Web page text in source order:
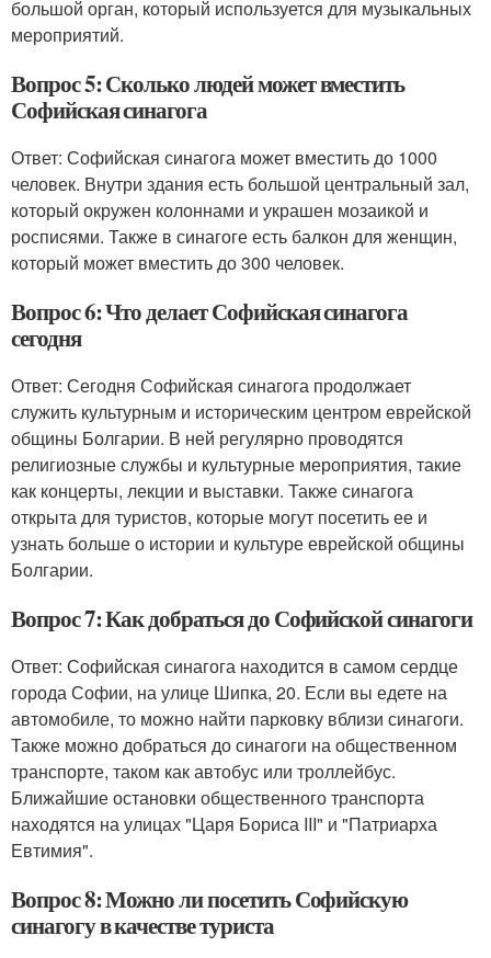
большой орган, который используется для музыкальных
мероприятий.
Вопрос 5: Сколько людей может вместить
Софийская синагога
Ответ: Софийская синагога может вместить до 1000
человек. Внутри здания есть большой центральный зал,
который окружен колоннами и украшен мозаикой и
росписями. Также в синагоге есть балкон для женщин,
который может вместить до 300 человек.
Вопрос 6: Что делает Софийская синагога
сегодня
Ответ: Сегодня Софийская синагога продолжает
служить культурным и историческим центром еврейской
общины Болгарии. В ней регулярно проводятся
религиозные службы и культурные мероприятия, такие
как концерты, лекции и выставки. Также синагога
открыта для туристов, которые могут посетить ее и
узнать больше о истории и культуре еврейской общины
Болгарии.
Вопрос 7: Как добраться до Софийской синагоги
Ответ: Софийская синагога находится в самом сердце
города Софии, на улице Шипка, 20. Если вы едете на
автомобиле, то можно найти парковку вблизи синагоги.
Также можно добраться до синагоги на общественном
транспорте, таком как автобус или троллейбус.
Ближайшие остановки общественного транспорта
находятся на улицах "Царя Бориса III" и "Патриарха
Евтимия".
Вопрос 8: Можно ли посетить Софийскую
синагогу в качестве туриста